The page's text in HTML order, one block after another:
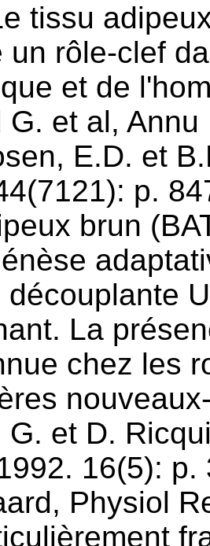
tissu
un rôle-clef
et de
G. et al,
E.D. et
p.
brun
découplante
La
chez les
G. et D.
16(5): p.
Physiol